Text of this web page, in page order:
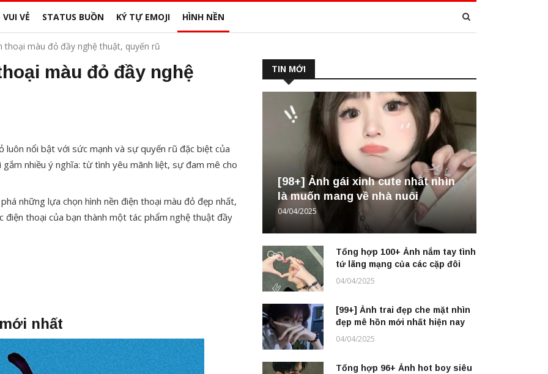
VẺ STATUS BUỒN KÝ TỰ EMOJI HÌNH NỀN
thoại màu đỏ đầy nghệ thuật, quyến rũ
màu đỏ đầy nghệ
luôn nổi bật với sức mạnh và sự quyến rũ đặc biệt của
nhiều ý nghĩa: từ tình yêu mãnh liệt, sự đam mê cho
những lựa chọn hình nền điện thoại màu đỏ đẹp nhất,
điện thoại của bạn thành một tác phẩm nghệ thuật đầy
nhất
TIN MỚI
[98+] Ảnh gái xinh cute nhất nhìn
là muốn mang về nhà nuôi
04/04/2025
Tổng hợp 100+ Ảnh nắm tay tình
tứ lãng mạng của các cặp đôi
04/04/2025
[99+] Ảnh trai đẹp che mặt nhìn
đẹp mê hồn mới nhất hiện nay
04/04/2025
Tổng hợp 96+ Ảnh hot boy siêu